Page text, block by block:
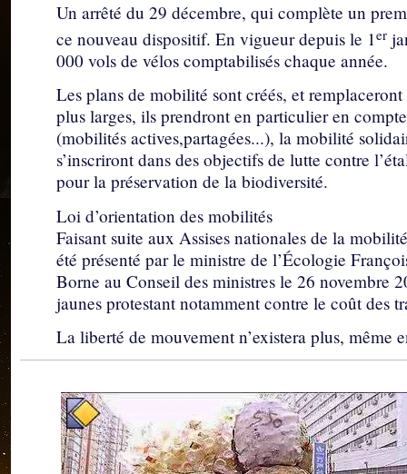
Un arrêté du 29 décembre, qui complète un
ce nouveau dispositif. En vigueur depuis le 1 er
000 vols de vélos comptabilisés chaque année.
Les plans de mobilité sont créés, et
plus larges, ils prendront en particulier en
(mobilités actives,partagées...), la mobilité
s’inscriront dans des objectifs de lutte contre
pour la préservation de la biodiversité.
Loi d’orientation des mobilités
Faisant suite aux Assises nationales de la
été présenté par le ministre de l’Écologie
Borne au Conseil des ministres le 26 novembre
jaunes protestant notamment contre le coût des
La liberté de mouvement n’existera plus, même